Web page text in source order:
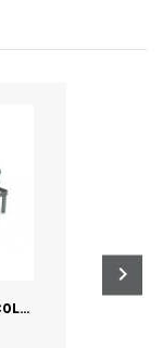
PACK SOMIER ELÉCTRICO Y COLCHÓN ERGO MEDIC + ALMOHADAS VISCO REGALO